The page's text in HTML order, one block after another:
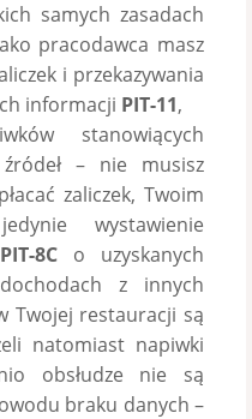
samych zasadach
pracodawca masz
i przekazywania
informacji PIT-11,
stanowiących
– nie musisz
zaliczek, Twoim
wystawienie
PIT-8Co uzyskanych
z innych
Twojej restauracji są
natomiast napiwki
obsłudze nie są
braku danych –